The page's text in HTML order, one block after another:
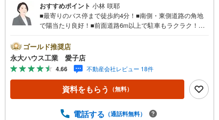
おすすめポイント 小林 咲耶
■最寄りのバス停まで徒歩約4分！■南側・東側道路の角地
で陽当たり良好！■前面道路6m以上で駐車もラクラク！～
舗で展開中！こちらでは当社の強みを大きく2つに分けてご
紹介！1.＜豊富な不動産知識＞戸建・マンション・土地...
と種別を問わず不動産を取り扱っております。更に教育施
設や商業施設、子育て環境や行政などの地域情報を総合
し、お客様により良い物件選びをして頂けるよう、しっか
りとサポートさせて頂きます。2.＜経験豊富なスタッフ＞
ど住宅に関する様々なご質問はもちろん、ご購入時に気に
ゴールド推奨店
永大ハウス工業 愛子店
4.66 不動産会社レビュー 18件
資料をもらう （無料）
電話する （通話料無料）